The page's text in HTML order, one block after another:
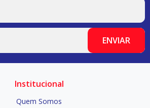
Institucional
Quem Somos